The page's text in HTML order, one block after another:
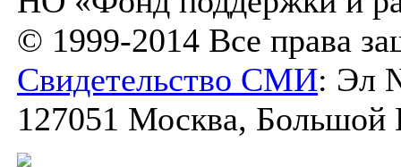
© 1999-2014 Все права
Свидетельство СМИ: Эл
127051 Москва, Большой